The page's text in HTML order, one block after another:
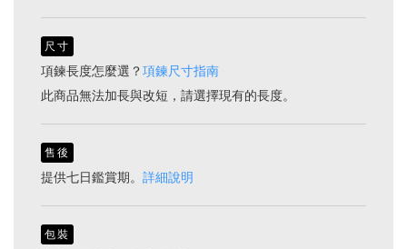
尺寸
項鍊長度怎麼選？項鍊尺寸指南
此商品無法加長與改短，請選擇現有的長度。
售後
提供七日鑑賞期。 詳細說明
包裝